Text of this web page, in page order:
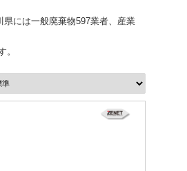
には一般廃棄物597業者、産業
。